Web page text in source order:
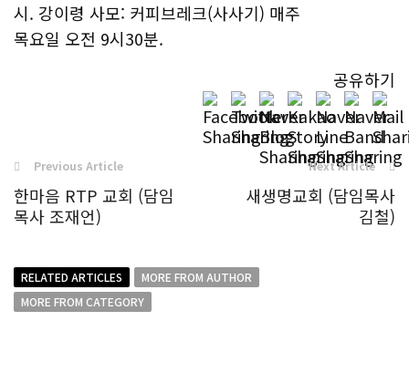
시. 강이령 사모: 커피브레크(사사기) 매주
목요일 오전 9시30분.
공유하기
Previous Article
한마음 RTP 교회 (담임
목사 조재언)
Next Article
새생명교회 (담임목사
김철)
RELATED ARTICLES
MORE FROM AUTHOR
MORE FROM CATEGORY